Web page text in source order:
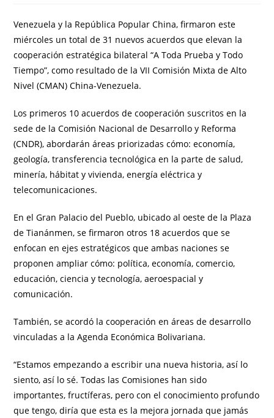
Venezuela y la República Popular China, firmaron este
miércoles un total de 31 nuevos acuerdos que elevan la
cooperación estratégica bilateral “A Toda Prueba y Todo
Tiempo”, como resultado de la VII Comisión Mixta de Alto
Nivel (CMAN) China-Venezuela.
Los primeros 10 acuerdos de cooperación suscritos en la
sede de la Comisión Nacional de Desarrollo y Reforma
(CNDR), abordarán áreas priorizadas cómo: economía,
geología, transferencia tecnológica en la parte de salud,
minería, hábitat y vivienda, energía eléctrica y
telecomunicaciones.
En el Gran Palacio del Pueblo, ubicado al oeste de la Plaza
de Tianánmen, se firmaron otros 18 acuerdos que se
enfocan en ejes estratégicos que ambas naciones se
proponen ampliar cómo: política, economía, comercio,
educación, ciencia y tecnología, aeroespacial y
comunicación.
También, se acordó la cooperación en áreas de desarrollo
vinculadas a la Agenda Económica Bolivariana.
“Estamos empezando a escribir una nueva historia, así lo
siento, así lo sé. Todas las Comisiones han sido
importantes, fructíferas, pero con el conocimiento profundo
que tengo, diría que esta es la mejora jornada que jamás